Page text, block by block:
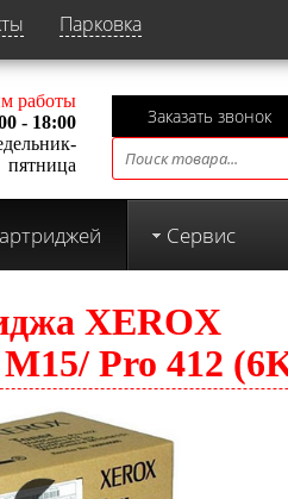
Парковка
работы
- 18:00
пятница
Заказать звонок
Сервис
XEROX
Pro 412